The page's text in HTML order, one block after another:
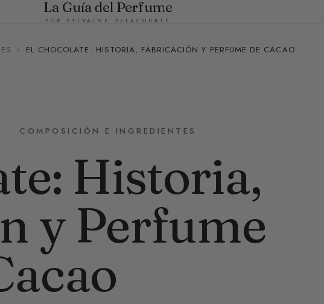
La Guía del Perfume
POR SYLVAINE DELACOURTE
› EL CHOCOLATE: HISTORIA, FABRICACIÓN Y PERFUME DE CACAO
COMPOSICIÓN E INGREDIENTES
Historia,
y Perfume